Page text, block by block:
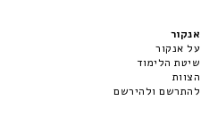
אנקור
על אנקור
שיטת הלימוד
הצוות
להתרשם ולהירשם